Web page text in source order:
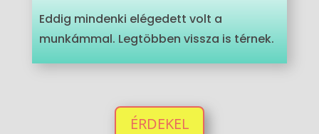
Eddig mindenki elégedett volt a
munkámmal. Legtöbben vissza is térnek.
ÉRDEKEL